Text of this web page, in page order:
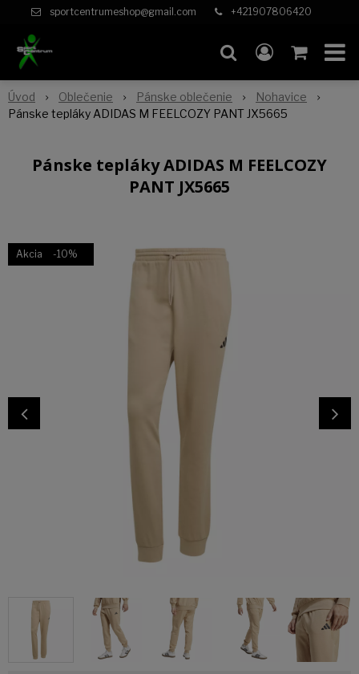
sportcentrumeshop@gmail.com +421907806420
Úvod Oblečenie Pánske oblečenie
Nohavice
Pánske tepláky ADIDAS M FEELCOZY PANT JX5665
Pánske tepláky ADIDAS M FEELCOZY
PANT JX5665
Akcia -10%